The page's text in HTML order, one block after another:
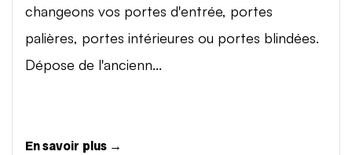
changeons vos portes d'entrée, portes
palières, portes intérieures ou portes blindées.
Dépose de l'ancienn...
En savoir plus →